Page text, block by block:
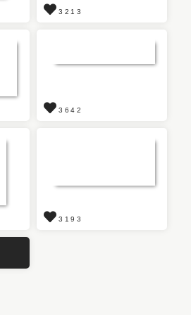
3213
3642
3193